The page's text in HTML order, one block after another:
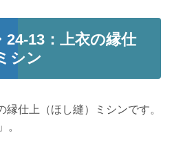
24-13：上衣の縁仕
シン
縁仕上（ほし縫）ミシンです。
。